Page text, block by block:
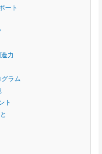
ート
力
ラム
ト